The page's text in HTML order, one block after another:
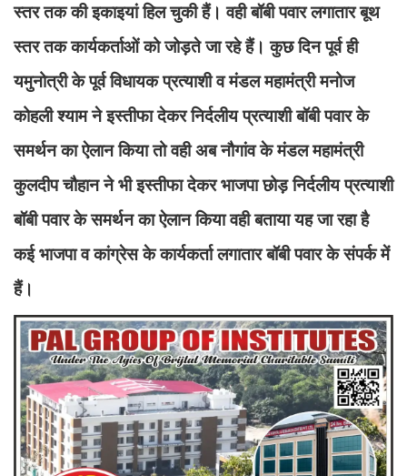
स्तर तक की इकाइयां हिल चुकी हैं। वही बॉबी पवार लगातार बूथ
स्तर तक कार्यकर्ताओं को जोड़ते जा रहे हैं। कुछ दिन पूर्व ही
यमुनोत्री के पूर्व विधायक प्रत्याशी व मंडल महामंत्री मनोज
कोहली श्याम ने इस्तीफा देकर निर्दलीय प्रत्याशी बॉबी पवार के
समर्थन का ऐलान किया तो वही अब नौगांव के मंडल महामंत्री
कुलदीप चौहान ने भी इस्तीफा देकर भाजपा छोड़ निर्दलीय प्रत्याशी
बॉबी पवार के समर्थन का ऐलान किया वही बताया यह जा रहा है
कई भाजपा व कांग्रेस के कार्यकर्ता लगातार बॉबी पवार के संपर्क में
हैं।